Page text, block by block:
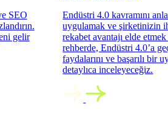
SEO
gelir
Endüstri 4.0 kavramını
uygulamak ve şirketinizin
rekabet avantajı elde
rehberde, Endüstri 4.0’a
faydalarını ve başarılı bir
detaylıca inceleyeceğiz.